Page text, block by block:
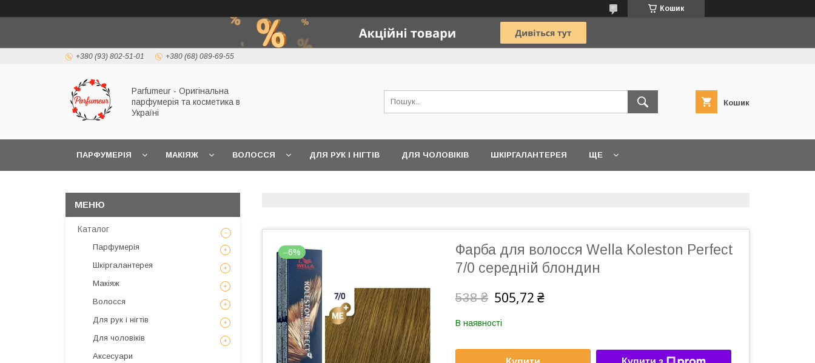
Кошик
+380 (93) 802-51-01 +380 (68) 089-69-55
Parfumeur - Оригінальна
парфумерія та косметика в
Україні
Кошик
ПАРФУМЕРІЯ МАКІЯЖ ВОЛОССЯ ДЛЯ РУК І НІГТІВ ДЛЯ ЧОЛОВІКІВ ШКІРГАЛАНТЕРЕЯ ЩЕ
–6%
Фарба для волосся Wella Koleston Perfect
7/0 середній блондин
538 ₴ 505,72 ₴
В наявності
Каталог
Парфумерія
Шкіргалантерея
Макіяж
Волосся
Для рук і нігтів
Для чоловіків
Аксесуари